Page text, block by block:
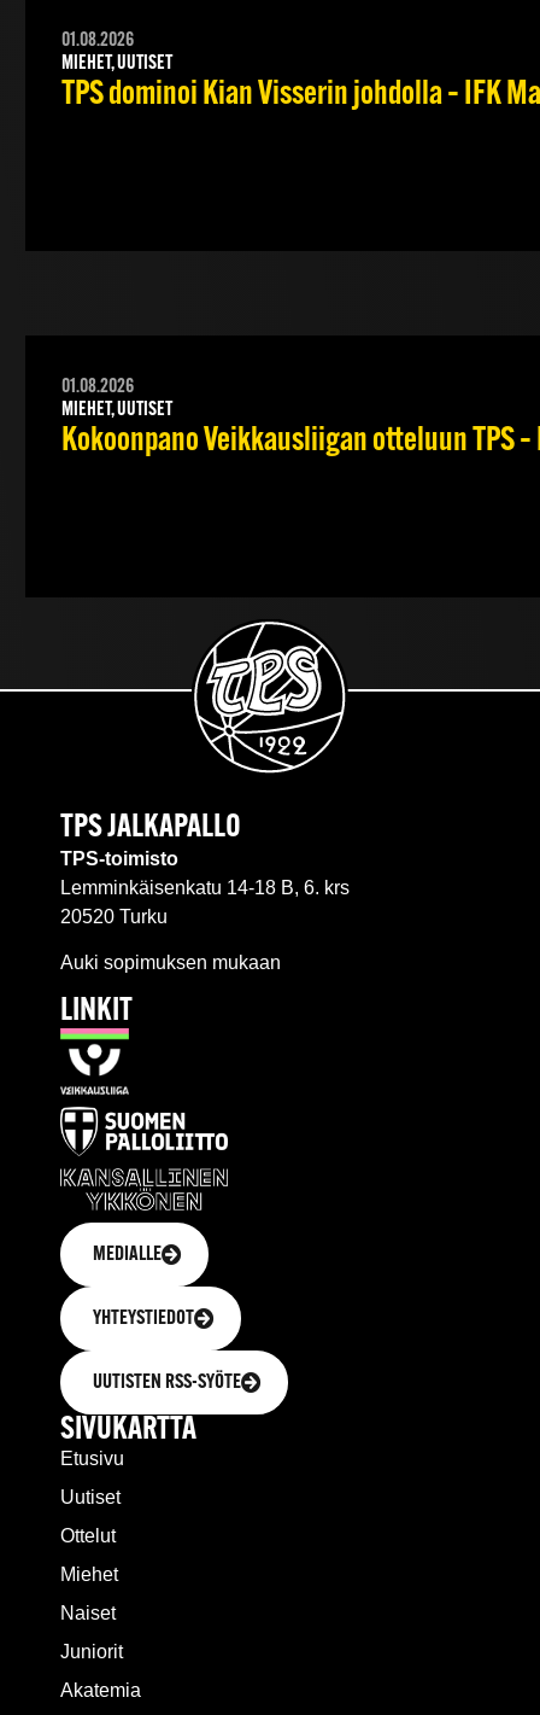
01.08.2026
MIEHET, UUTISET
TPS dominoi Kian Visserin johdolla – IFK
01.08.2026
MIEHET, UUTISET
Kokoonpano Veikkausliigan otteluun TPS
TPS JALKAPALLO
TPS-toimisto
Lemminkäisenkatu 14-18 B, 6. krs
20520 Turku
Auki sopimuksen mukaan
LINKIT
MEDIALLE
YHTEYSTIEDOT
UUTISTEN RSS-SYÖTE
SIVUKARTTA
Etusivu
Uutiset
Ottelut
Miehet
Naiset
Juniorit
Akatemia